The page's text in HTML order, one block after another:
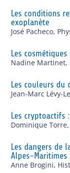
Les conditions
exoplanète
José Pacheco,
Les
Nadine Martinet,
Les couleurs du
Jean-Marc Lévy-
Les cryptoactifs
Dominique Torre,
Les dangers de
Alpes-Maritimes
Anne Brogini,